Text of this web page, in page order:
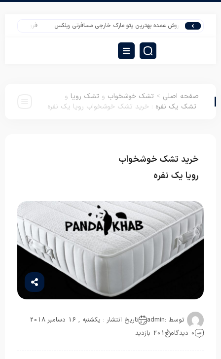
فروش عمده بهترین پتو مارک خارجی مسافرتی ریلکس فروش تشک مسافرتی
صفحه اصلی > تشک خوشخواب و تشک رویا و
تشک یک نفره : خرید تشک خوشخواب رویا یک نفره
خرید تشک خوشخواب
رویا یک نفره
توسط :admin
تاریخ انتشار : یکشنبه , 16 دسامبر 2018
0 دیدگاه
201 بازدید